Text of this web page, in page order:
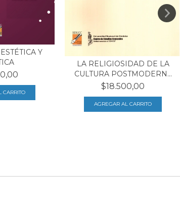
Y
LA RELIGIOSIDAD DE LA
CULTURA POSTMODERN...
$18.500,00